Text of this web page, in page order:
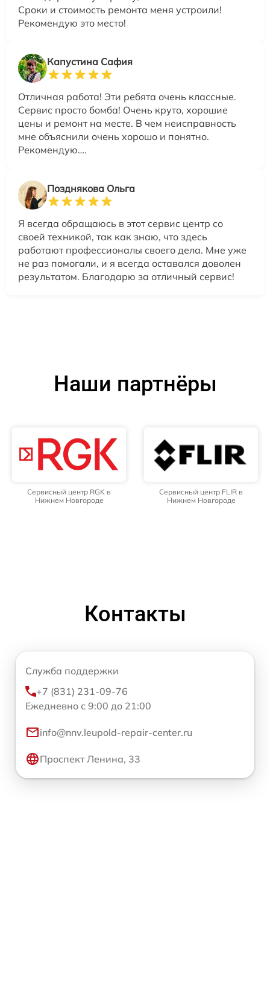
Сроки и стоимость ремонта меня устроили!
Рекомендую это место!
Капустина Сафия
Отличная работа! Эти ребята очень классные.
Сервис просто бомба! Очень круто, хорошие
цены и ремонт на месте. В чем неисправность
мне объяснили очень хорошо и понятно.
Рекомендую….
Позднякова Ольга
Я всегда обращаюсь в этот сервис центр со
своей техникой, так как знаю, что здесь
работают профессионалы своего дела. Мне уже
не раз помогали, и я всегда оставался доволен
результатом. Благодарю за отличный сервис!
Наши партнёры
Сервисный центр RGK в
Нижнем Новгороде
Сервисный центр FLIR в
Нижнем Новгороде
Контакты
Служба поддержки
+7 (831) 231-09-76
Ежедневно с 9:00 до 21:00
info@nnv.leupold-repair-center.ru
Проспект Ленина, 33